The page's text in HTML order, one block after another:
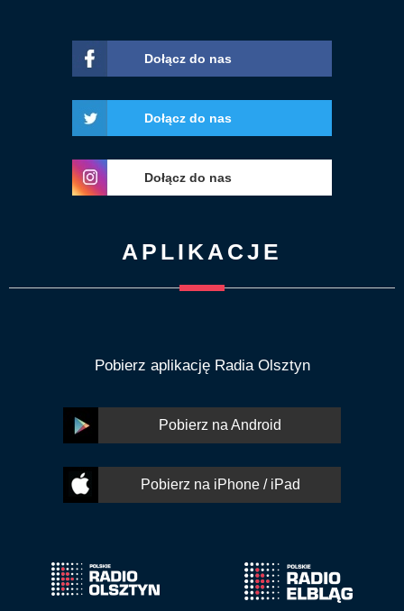
Dołącz do nas
Dołącz do nas
Dołącz do nas
APLIKACJE
Pobierz aplikację Radia Olsztyn
Pobierz na Android
Pobierz na iPhone / iPad